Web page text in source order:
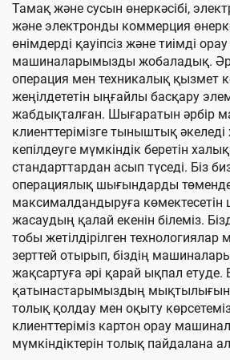
Тамақ және сусын өнеркәсібі,
және электронды коммерция
өнімдерді қауіпсіз және тиімді
машиналарымызды жобаладық.
операция мен техникалық қызмет
жеңілдететін ыңғайлы басқару
жабдықталған. Шығаратын әрбір
клиенттерімізге тыныштық
кепілдеуге мүмкіндік беретін
стандарттардан асып түседі. Біз
операциялық шығындарды
максималдандыруға көмектесетін
жасаудың қалай екенін білеміз.
тобы жетілдірілген
зерттей отырып, біздің
жақсартуға әрі қарай ықпал етуде.
қатынастарымыздың
толық қолдау мен оқыту
клиенттеріміз картон орау
мүмкіндіктерін толық пайдалана